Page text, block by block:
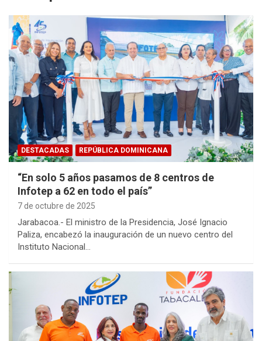
DESTACADAS REPÚBLICA DOMINICANA
“En solo 5 años pasamos de 8 centros de
Infotep a 62 en todo el país”
7 de octubre de 2025
Jarabacoa.- El ministro de la Presidencia, José Ignacio
Paliza, encabezó la inauguración de un nuevo centro del
Instituto Nacional…